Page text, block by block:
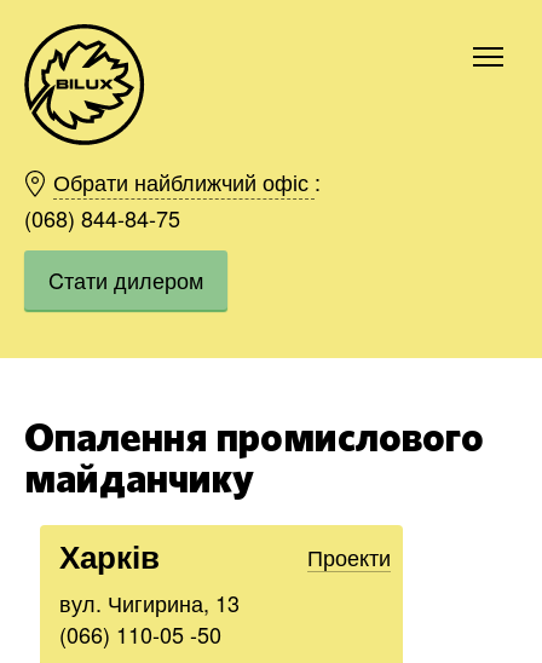
Обрати найближчий офіс :
(068) 844-84-75
Cтати дилером
Опалення промислового
майданчику
Харків
Проекти
вул. Чигирина, 13
(066) 110-05 -50
Київ
Харків
Одесса
Дніпро
Івано-Франківськ
Вінниця
Область
Замовити